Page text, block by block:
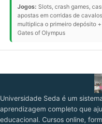
Jogos: Slots, crash games,
apostas em corridas de cavalos
multiplica o primeiro depósito
Gates of Olympus
Universidade Seda é um
aprendizagem completo que
educacional. Cursos online,